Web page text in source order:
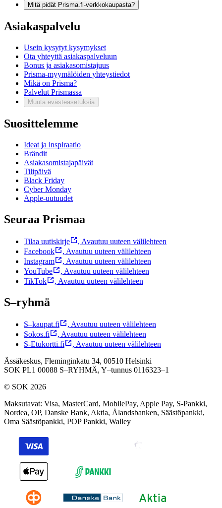
Mitä pidät Prisma.fi-verkkokaupasta?
Asiakaspalvelu
Usein kysytyt kysymykset
Ota yhteyttä asiakaspalveluun
Bonus ja asiakasomistajuus
Prisma-myymälöiden yhteystiedot
Mikä on Prisma?
Palvelut Prismassa
Muuta evästeasetuksia
Suosittelemme
Ideat ja inspiraatio
Brändit
Asiakasomistajapäivät
Tilipäivä
Black Friday
Cyber Monday
Apple-uutuudet
Seuraa Prismaa
Tilaa uutiskirje , Avautuu uuteen välilehteen
Facebook
, Avautuu uuteen välilehteen
Instagram
, Avautuu uuteen välilehteen
YouTube
, Avautuu uuteen välilehteen
TikTok
, Avautuu uuteen välilehteen
S–ryhmä
S–kaupat.fi , Avautuu uuteen välilehteen
Sokos.fi
, Avautuu uuteen välilehteen
S-Etukortti.fi
, Avautuu uuteen välilehteen
Ässäkeskus, Fleminginkatu 34, 00510 Helsinki
SOK PL1 00088 S–RYHMÄ, Y–tunnus 0116323–1
© SOK 2026
Maksutavat: Visa, MasterCard, MobilePay, Apple Pay, S-Pankki,
Nordea, OP, Danske Bank, Aktia, Ålandsbanken, Säästöpankki,
Oma Säästöpankki, POP Pankki, Walley